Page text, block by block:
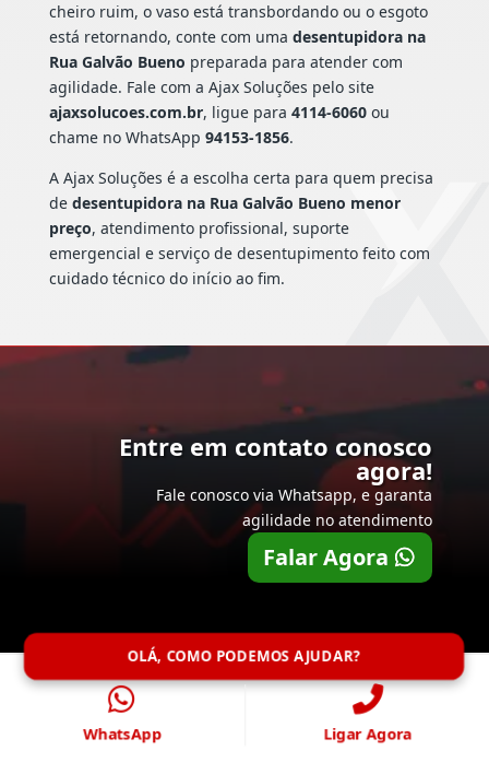
cheiro ruim, o vaso está transbordando ou o esgoto
está retornando, conte com uma desentupidora na
Rua Galvão Bueno preparada para atender com
agilidade. Fale com a Ajax Soluções pelo site
ajaxsolucoes.com.br, ligue para 4114-6060ou
chame no WhatsApp 94153-1856.
A Ajax Soluções é a escolha certa para quem precisa
de desentupidora na Rua Galvão Bueno menor
preço, atendimento profissional, suporte
emergencial e serviço de desentupimento feito com
cuidado técnico do início ao fim.
Entre em contato conosco
agora!
Fale conosco via Whatsapp, e garanta
agilidade no atendimento
Falar Agora
OLÁ, COMO PODEMOS AJUDAR?
WhatsApp Ligar Agora